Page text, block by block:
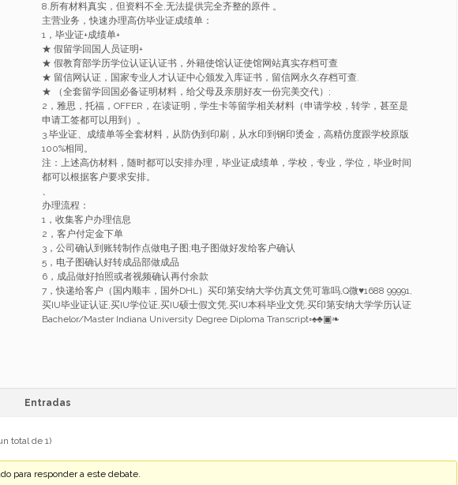
8.所有材料真实，但资料不全,无法提供完全齐整的原件 。
主营业务，快速办理高仿毕业证成绩单：
1，毕业证+成绩单+
★ 假留学回国人员证明+
★ 假教育部学历学位认证认证书，外籍使馆认证使馆网站真实存档可查
★ 留信网认证，国家专业人才认证中心颁发入库证书，留信网永久存档可查.
★ （全套留学回国必备证明材料，给父母及亲朋好友一份完美交代）;
2，雅思，托福，OFFER，在读证明，学生卡等留学相关材料（申请学校，转学，甚至是
申请工签都可以用到）。
3.毕业证、成绩单等全套材料，从防伪到印刷，从水印到钢印烫金，高精仿度跟学校原版
100%相同。
注：上述高仿材料，随时都可以安排办理，毕业证成绩单，学校，专业，学位，毕业时间
都可以根据客户要求安排。
、
办理流程：
1，收集客户办理信息
2，客户付定金下单
3，公司确认到账转制作点做电子图;电子图做好发给客户确认
5，电子图确认好转成品部做成品
6，成品做好拍照或者视频确认再付余款
7，快递给客户（国内顺丰，国外DHL）买印第安纳大学仿真文凭可靠吗,Q微♥1688 99991,
买IU毕业证认证,买IU学位证,买IU硕士假文凭,买IU本科毕业文凭,买印第安纳大学学历认证
Bachelor/Master Indiana University Degree Diploma Transcript◦♠♣▣❧
Entradas
total de 1)
para responder a este debate.